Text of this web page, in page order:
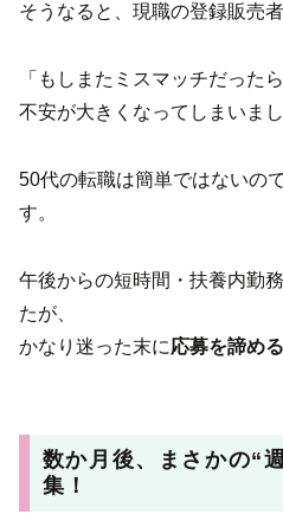
そうなると、現職の登録販売
「もしまたミスマッチだった
不安が大きくなってしまいまし
50代の転職は簡単ではないの
す。
午後からの短時間・扶養内勤
たが、
かなり迷った末に応募を諦める
数か月後、まさかの“
集！